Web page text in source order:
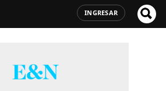
INGRESAR